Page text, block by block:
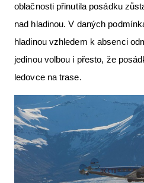
oblačnosti přinutila posádku
nad hladinou. V daných
hladinou vzhledem k absenci
jedinou volbou i přesto, že
ledovce na trase.